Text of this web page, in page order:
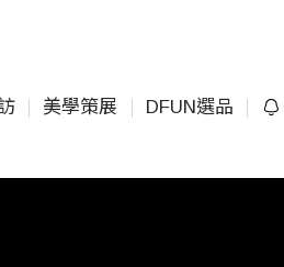
美學策展 DFUN選品